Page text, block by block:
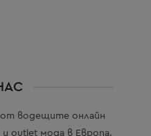
от водещите онлайн
и outlet мода в Европа.